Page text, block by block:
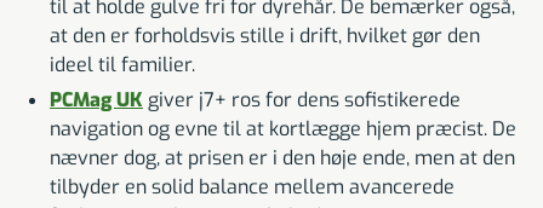
til at holde gulve fri for dyrehår. De bemærker også,
at den er forholdsvis stille i drift, hvilket gør den
ideel til familier.
PCMag UK giver j7+ ros for dens sofistikerede
navigation og evne til at kortlægge hjem præcist. De
nævner dog, at prisen er i den høje ende, men at den
tilbyder en solid balance mellem avancerede